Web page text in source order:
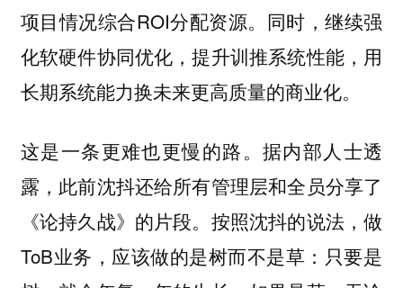
项目情况综合ROI分配资源。同时，继续强
化软硬件协同优化，提升训推系统性能，用
长期系统能力换未来更高质量的商业化。
这是一条更难也更慢的路。据内部人士透
露，此前沈抖还给所有管理层和全员分享了
《论持久战》的片段。按照沈抖的说法，做
ToB业务，应该做的是树而不是草：只要是